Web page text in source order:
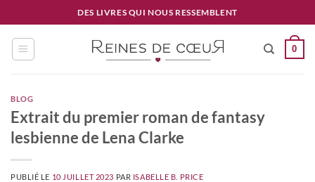
au
contenu
DES LIVRES QUI NOUS RESSEMBLENT
0
BLOG
Extrait du premier roman de fantasy
lesbienne de Lena Clarke
PUBLIÉ LE 10 JUILLET 2023 PAR ISABELLE B. PRICE